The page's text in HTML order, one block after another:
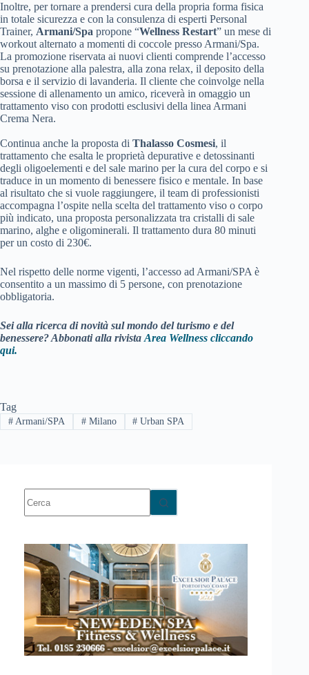
Inoltre, per tornare a prendersi cura della propria forma fisica
in totale sicurezza e con la consulenza di esperti Personal
Trainer, Armani/Spa propone “Wellness Restart” un mese di
workout alternato a momenti di coccole presso Armani/Spa.
La promozione riservata ai nuovi clienti comprende l’accesso
su prenotazione alla palestra, alla zona relax, il deposito della
borsa e il servizio di lavanderia. Il cliente che coinvolge nella
sessione di allenamento un amico, riceverà in omaggio un
trattamento viso con prodotti esclusivi della linea Armani
Crema Nera.
Continua anche la proposta di Thalasso Cosmesi, il
trattamento che esalta le proprietà depurative e detossinanti
degli oligoelementi e del sale marino per la cura del corpo e si
traduce in un momento di benessere fisico e mentale. In base
al risultato che si vuole raggiungere, il team di professionisti
accompagna l’ospite nella scelta del trattamento viso o corpo
più indicato, una proposta personalizzata tra cristalli di sale
marino, alghe e oligominerali. Il trattamento dura 80 minuti
per un costo di 230€.
Nel rispetto delle norme vigenti, l’accesso ad Armani/SPA è
consentito a un massimo di 5 persone, con prenotazione
obbligatoria.
Sei alla ricerca di novità sul mondo del turismo e del
benessere? Abbonati alla rivista Area Wellness cliccando
qui.
Tag
#Armani/SPA #Milano # Urban SPA
risultato